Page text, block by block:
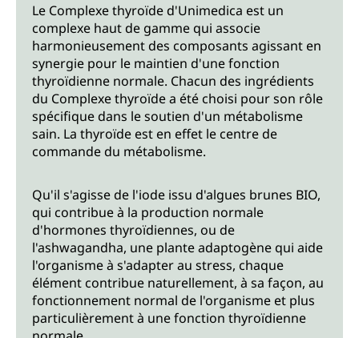
Le Complexe thyroïde d'Unimedica est un
complexe haut de gamme qui associe
harmonieusement des composants agissant en
synergie pour le maintien d'une fonction
thyroïdienne normale. Chacun des ingrédients
du Complexe thyroïde a été choisi pour son rôle
spécifique dans le soutien d'un métabolisme
sain. La thyroïde est en effet le centre de
commande du métabolisme.
Qu'il s'agisse de l'iode issu d'algues brunes BIO,
qui contribue à la production normale
d'hormones thyroïdiennes, ou de
l'ashwagandha, une plante adaptogène qui aide
l'organisme à s'adapter au stress, chaque
élément contribue naturellement, à sa façon, au
fonctionnement normal de l'organisme et plus
particulièrement à une fonction thyroïdienne